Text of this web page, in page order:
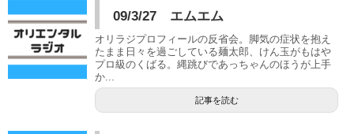
09/3/27 エムエム
オリラジプロフィールの反省会。脚気の症状を抱え
たまま日々を過ごしている麺太郎、けん玉がもはや
プロ級のくばる。縄跳びであっちゃんのほうが上手
か...
記事を読む